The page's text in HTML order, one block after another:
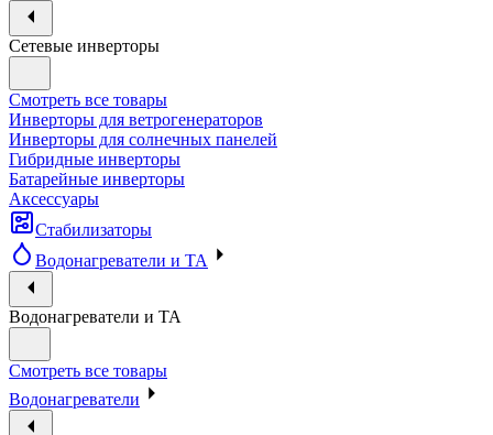
Сетевые инверторы
Смотреть все товары
Инверторы для ветрогенераторов
Инверторы для солнечных панелей
Гибридные инверторы
Батарейные инверторы
Аксессуары
Стабилизаторы
Водонагреватели и ТА
Водонагреватели и ТА
Смотреть все товары
Водонагреватели